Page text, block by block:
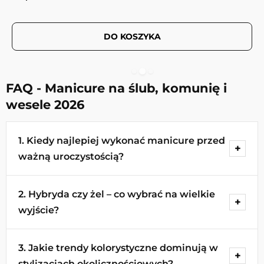
DO KOSZYKA
FAQ - Manicure na ślub, komunię i
wesele 2026
1. Kiedy najlepiej wykonać manicure przed
ważną uroczystością?
wydarzeniem. Gwarantuje to świeżość skórek i
maksymalny blask lakieru bez widocznego
odrostu. W przypadku ślubu warto wykonać
manicure próbny około 2 miesiące wcześniej, by
dopasować kolor i długość stylizacji do sukni
2. Hybryda czy żel – co wybrać na wielkie
wyjście?
Pure Vegan Next Gen creamy hybrid, jak i Gel
3. Jakie trendy kolorystyczne dominują w